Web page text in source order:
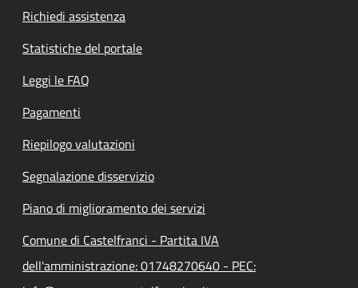
Richiedi assistenza
Statistiche del portale
Leggi le FAQ
Pagamenti
Riepilogo valutazioni
Segnalazione disservizio
Piano di miglioramento dei servizi
Comune di Castelfranci - Partita IVA
dell'amministrazione: 01748270640 - PEC: